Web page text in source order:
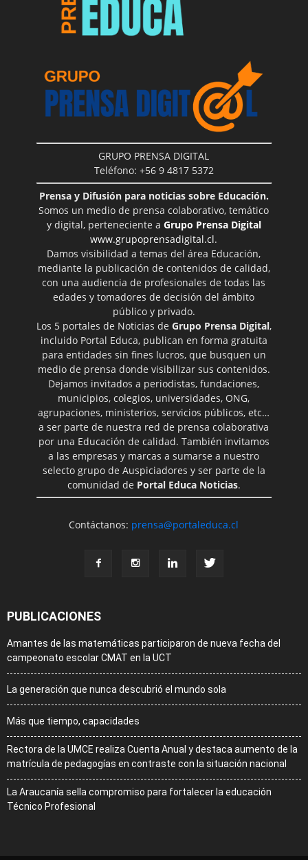
GRUPO PRENSA DIGITAL
Teléfono: +56 9 4817 5372
Prensa y Difusión para noticias sobre Educación.
Somos un medio de prensa colaborativo, temático
y digital, perteneciente a Grupo Prensa Digital
www.grupoprensadigital.cl.
Damos visibilidad a temas del área Educación,
mediante la publicación de contenidos de calidad,
con una audiencia de profesionales de todas las
edades y tomadores de decisión del ámbito
público y privado.
Los 5 portales de Noticias de Grupo Prensa Digital,
incluido Portal Educa, publican en forma gratuita
para entidades sin fines lucros, que busquen un
medio de prensa donde visibilizar sus contenidos.
Dejamos invitados a periodistas, fundaciones,
municipios, colegios, universidades, ONG,
agrupaciones, ministerios, servicios públicos, etc…
a ser parte de nuestra red de prensa colaborativa
por una Educación de calidad. También invitamos
a las empresas y marcas a sumarse a nuestro
selecto grupo de Auspiciadores y ser parte de la
comunidad de Portal Educa Noticias.
Contáctanos: prensa@portaleduca.cl
PUBLICACIONES
Amantes de las matemáticas participaron de nueva fecha del
campeonato escolar CMAT en la UCT
La generación que nunca descubrió el mundo sola
Más que tiempo, capacidades
Rectora de la UMCE realiza Cuenta Anual y destaca aumento de la
matrícula de pedagogías en contraste con la situación nacional
La Araucanía sella compromiso para fortalecer la educación
Técnico Profesional